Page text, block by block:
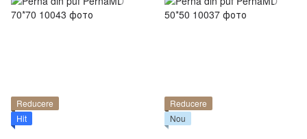
Reducere
Hit
Reducere
Nou